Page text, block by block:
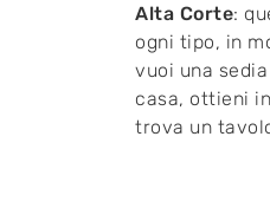
Alta Corte:
ogni tipo, in
vuoi una
casa, ottieni
trova un